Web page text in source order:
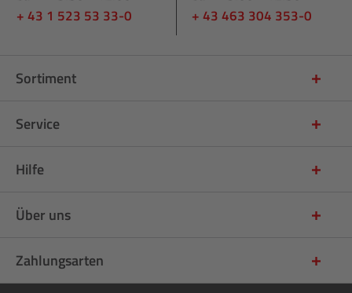
+ 43 1 523 53 33-0 + 43 463 304 353-0
Sortiment
Service
Hilfe
Über uns
Zahlungsarten